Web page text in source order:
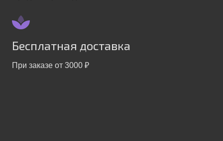
Бесплатная доставка
При заказе от 3000 ₽